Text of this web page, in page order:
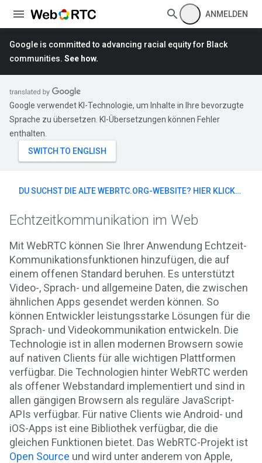
ANMELDEN
Google is committed to advancing racial equity for Black
communities. See how.
Google verwendet KI-Technologie, um Inhalte in Ihre bevorzugte
Sprache zu übersetzen. KI-Übersetzungen können Fehler
enthalten.
DU SUCHST DIE ALTE WEBRTC.ORG-WEBSITE? HIER KLICKEN
Echtzeitkommunikation im Web
Mit WebRTC können Sie Ihrer Anwendung Echtzeit-
Kommunikationsfunktionen hinzufügen, die auf
einem offenen Standard beruhen. Es unterstützt
Video-, Sprach- und allgemeine Daten, die zwischen
ähnlichen Apps gesendet werden können. So
können Entwickler leistungsstarke Lösungen für die
Sprach- und Videokommunikation entwickeln. Die
Technologie ist in allen modernen Browsern sowie
auf nativen Clients für alle wichtigen Plattformen
verfügbar. Die Technologien hinter WebRTC werden
als offener Webstandard implementiert und sind in
allen gängigen Browsern als reguläre JavaScript-
APIs verfügbar. Für native Clients wie Android- und
iOS-Apps ist eine Bibliothek verfügbar, die die
gleichen Funktionen bietet. Das WebRTC-Projekt ist
Open Source und wird unter anderem von Apple,